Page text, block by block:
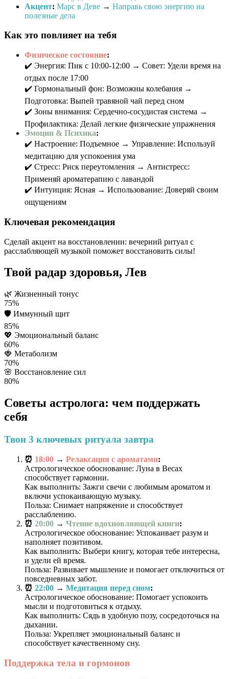
Акцент: Марс в Деве → Направь свою энергию на
полезные дела
Как это повлияет на тебя
Физическое состояние:
✔️ Энергия: Пик с 10:00-12:00 → Совет: Удели время на
отдых после 17:00
✔️ Гормональный фон: Возможны колебания →
Подготовка: Выпей травяной чай перед сном
✔️ Зоны внимания: Сердечно-сосудистая система →
Профилактика: Делай легкие физические упражнения
Эмоции & Психика:
✔️ Настроение: Подъемное → Управление: Используй
медитацию для успокоения ума
✔️ Стресс: Риск переутомления → Антистресс:
Применяй ароматерапию с лавандой
✔️ Интуиция: Ясная → Использование: Доверяй своим
ощущениям
Ключевая рекомендация
Сделай акцент на восстановлении: вечерний ритуал с
расслабляющей музыкой поможет восстановить силы!
Твой радар здоровья, Лев
🌿 Жизненный тонус
75%
🛡️ Иммунный щит
85%
💖 Эмоциональный баланс
60%
🍓 Метаболизм
70%
🌸 Восстановление сил
80%
Советы астролога: чем поддержать
себя
Твои 3 ключевых ритуала завтра
⏰ 18:00 → Релаксация с ароматами:
Астрологическое обоснование: Луна в Весах
способствует гармонии.
Как выполнить: Зажги свечи с любимым ароматом и
включи успокаивающую музыку.
Польза: Снимает напряжение и способствует
расслаблению.
⏰ 20:00 → Чтение вдохновляющей книги:
Астрологическое обоснование: Успокаивает разум и
наполняет позитивом.
Как выполнить: Выбери книгу, которая тебе интересна,
и удели ей время.
Польза: Развивает мышление и помогает отключиться от
повседневных забот.
⏰ 22:00 → Медитация перед сном:
Астрологическое обоснование: Помогает успокоить
мысли и подготовиться к отдыху.
Как выполнить: Сядь в удобную позу, сосредоточься на
дыхании.
Польза: Укрепляет эмоциональный баланс и
способствует качественному сну.
Поддержка тела и гормонов